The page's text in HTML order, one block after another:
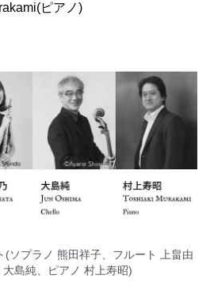
ピアノ)
(ソプラノ 熊田祥子、フルート 上畠由
島純、ピアノ 村上寿昭)